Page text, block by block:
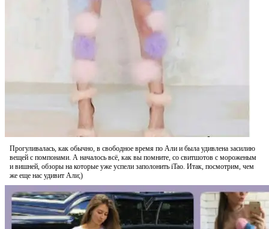
Прогуливалась, как обычно, в свободное время по Али и была удивлена засилию
вещей с помпонами. А началось всё, как вы помните, со свитшотов с мороженым
и вишней, обзоры на которые уже успели заполонить iTao. Итак, посмотрим, чем
же еще нас удивит Али;)